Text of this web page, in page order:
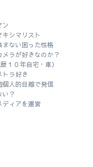
ン
シマリスト
まない困った性格
メラが好きなのか？
１０年自宅・車）
トラ好き
個人的目線で発信
？
ディアを運営